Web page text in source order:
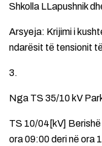
Shkolla LLapushnik
Arsyeja: Krijimi i
ndarësit të tensionit
3.
Nga TS 35/10 kV
TS 10/04[kV]
ora 09:00 deri në ora